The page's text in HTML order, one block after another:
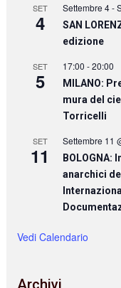
SET
4
Settembre 4-
SAN
edizione
SET
5
17:00 -20:00
MILANO:
mura del
Torricelli
SET
11
Settembre 11
anarchici
Vedi Calendario
Archivi